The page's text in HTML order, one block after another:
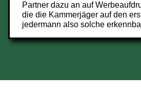
Partner dazu an auf
die die Kammerjäger auf den
jedermann also solche